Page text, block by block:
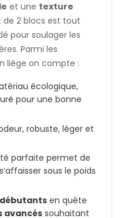
et une texture
de 2 blocs est tout
pour soulager les
Parmi les
liège on compte :
écologique,
pour une bonne
robuste, léger et
parfaite permet de
sous le poids
en quête
avancés souhaitant